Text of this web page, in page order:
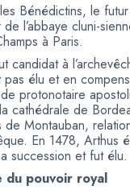
Bénédictins, le
l’abbaye cluni-
à Paris.
candidat à
pas élu et en
protonotaire
cathédrale de
de Montauban,
En 1478, Arthus
succession et fut élu.
du pouvoir royal